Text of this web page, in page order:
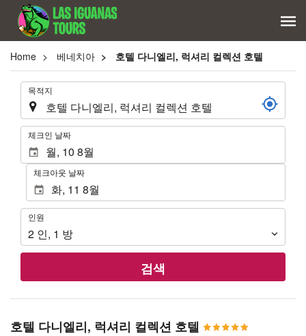
Home 베네치아 호텔 다니엘리, 럭셔리 컬렉션 호텔
. 목적지
. 체크인 날짜
체크아웃 날짜
인
원
인원
2 인, 1 방
검색
호텔 다니엘리, 럭셔리 컬렉션 호텔